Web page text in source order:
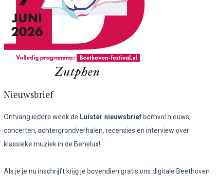
Nieuwsbrief
Ontvang iedere week de Luister nieuwsbrief bomvol nieuws,
concerten, achtergrondverhalen, recensies en interview over
klassieke muziek in de Benelux!
Als je je nu inschrijft krijg je bovendien gratis ons digitale Beethoven